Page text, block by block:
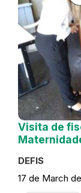
Visita de
DEFIS
17 de March